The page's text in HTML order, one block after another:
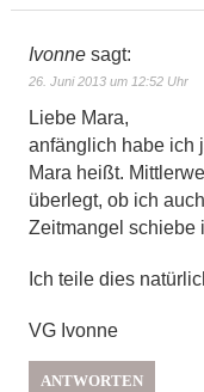
Ivonne sagt:
26. Juni 2013 um 12:52 Uhr
Liebe Mara,
anfänglich habe ich
Mara heißt.
überlegt, ob ich
Zeitmangel schiebe
Ich teile dies
VG Ivonne
ANTWORTEN